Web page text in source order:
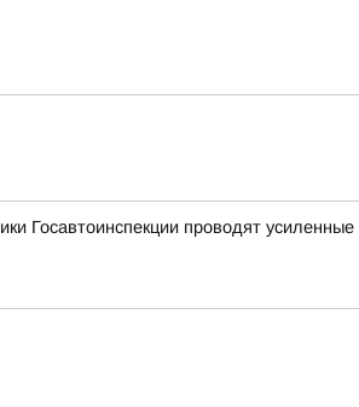
Госавтоинспекции проводят